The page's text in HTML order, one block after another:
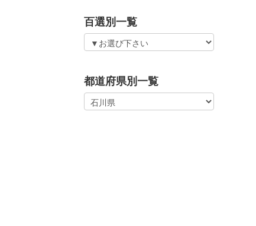
百選別一覧
都道府県別一覧